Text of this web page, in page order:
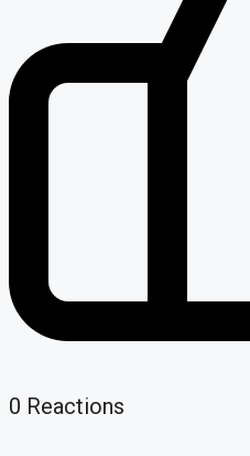
0 Reactions